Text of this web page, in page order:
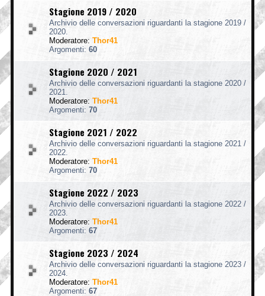
Stagione 2019 / 2020
Archivio delle conversazioni riguardanti la stagione 2019 /
2020.
Moderatore: Thor41
Argomenti: 60
Stagione 2020 / 2021
Archivio delle conversazioni riguardanti la stagione 2020 /
2021.
Moderatore: Thor41
Argomenti: 70
Stagione 2021 / 2022
Archivio delle conversazioni riguardanti la stagione 2021 /
2022.
Moderatore: Thor41
Argomenti: 70
Stagione 2022 / 2023
Archivio delle conversazioni riguardanti la stagione 2022 /
2023.
Moderatore: Thor41
Argomenti: 67
Stagione 2023 / 2024
Archivio delle conversazioni riguardanti la stagione 2023 /
2024.
Moderatore: Thor41
Argomenti: 67